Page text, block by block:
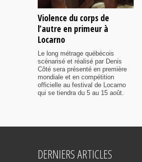
Violence du corps de
l’autre en primeur à
Locarno
Le long métrage québécois
scénarisé et réalisé par Denis
Côté sera présenté en première
mondiale et en compétition
officielle au festival de Locarno
qui se tiendra du 5 au 15 août.
DERNIERS ARTICLES